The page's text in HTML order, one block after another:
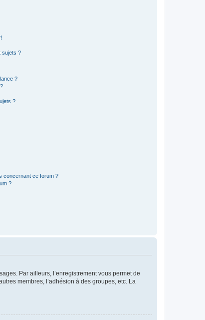
sujets ?
?
?
concernant ce forum ?
?
Par ailleurs, l’enregistrement vous permet de
membres, l’adhésion à des groupes, etc. La